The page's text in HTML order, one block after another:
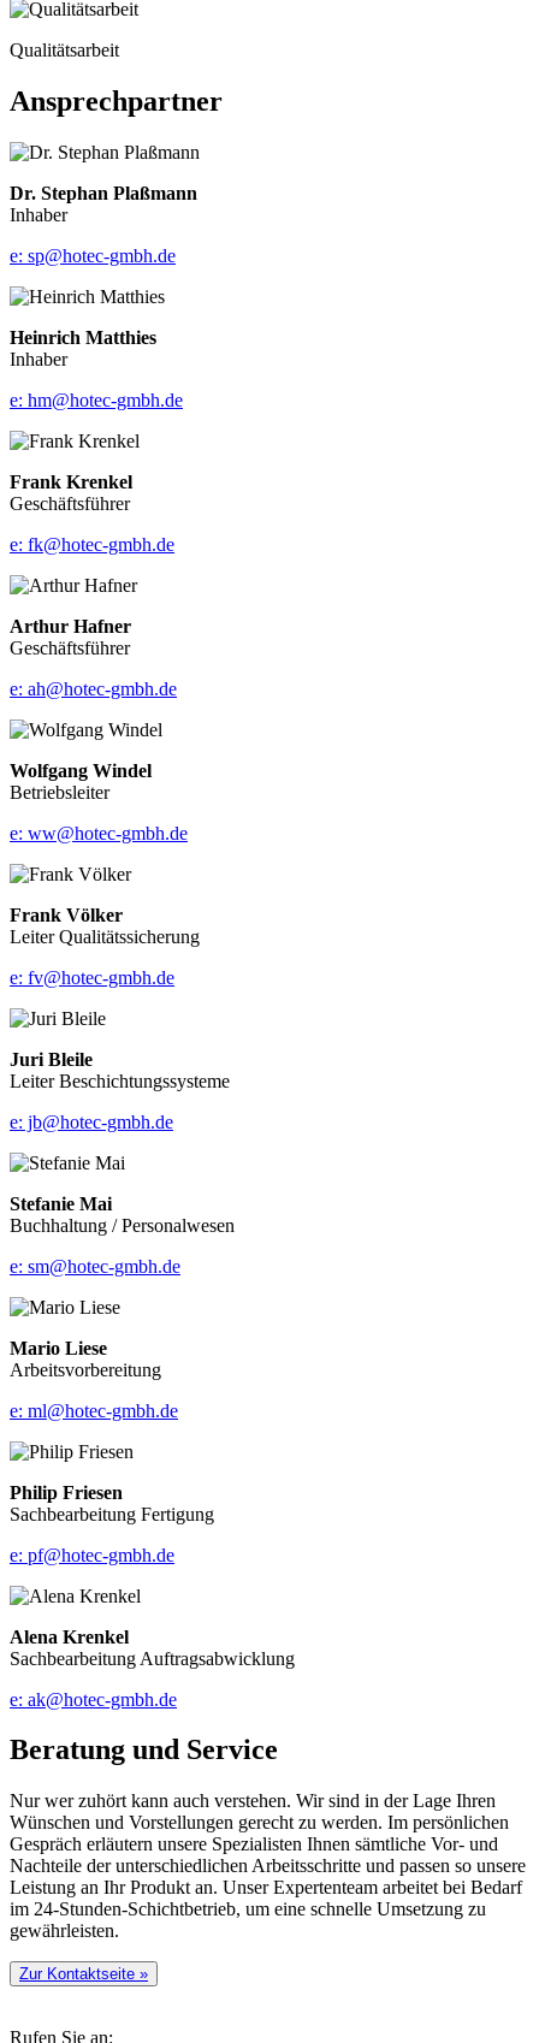
Qualitätsarbeit
Ansprechpartner
Dr. Stephan Plaßmann
Inhaber
e: sp@hotec-gmbh.de
Heinrich Matthies
Inhaber
e: hm@hotec-gmbh.de
Frank Krenkel
Geschäftsführer
e: fk@hotec-gmbh.de
Arthur Hafner
Geschäftsführer
e: ah@hotec-gmbh.de
Wolfgang Windel
Betriebsleiter
e: ww@hotec-gmbh.de
Frank Völker
Leiter Qualitätssicherung
e: fv@hotec-gmbh.de
Juri Bleile
Leiter Beschichtungssysteme
e: jb@hotec-gmbh.de
Stefanie Mai
Buchhaltung / Personalwesen
e: sm@hotec-gmbh.de
Mario Liese
Arbeitsvorbereitung
e: ml@hotec-gmbh.de
Philip Friesen
Sachbearbeitung Fertigung
e: pf@hotec-gmbh.de
Alena Krenkel
Sachbearbeitung Auftragsabwicklung
e: ak@hotec-gmbh.de
Beratung und Service
Nur wer zuhört kann auch verstehen. Wir sind in der Lage Ihren
Wünschen und Vorstellungen gerecht zu werden. Im persönlichen
Gespräch erläutern unsere Spezialisten Ihnen sämtliche Vor- und
Nachteile der unterschiedlichen Arbeitsschritte und passen so unsere
Leistung an Ihr Produkt an. Unser Expertenteam arbeitet bei Bedarf
im 24-Stunden-Schichtbetrieb, um eine schnelle Umsetzung zu
gewährleisten.
Zur Kontaktseite »
Rufen Sie an: